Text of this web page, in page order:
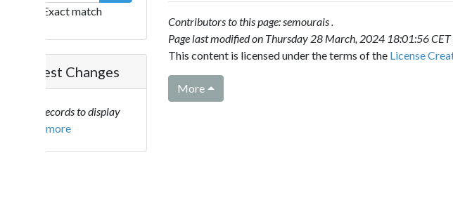
Contributors to this page:semourais .
Page last modified on Thursday 28 March, 2024 18:01:56 CET by
This content is licensed under the terms of theLicense Creative
More
match
Changes
to display